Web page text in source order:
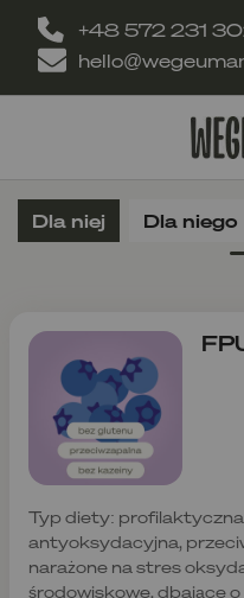
+48 572 231
Dla niej Dla niego
Typ diety:
antyoksydacyjna,
narażone na stres
środowiskowe, dbające